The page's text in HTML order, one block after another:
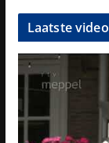
Laatste video